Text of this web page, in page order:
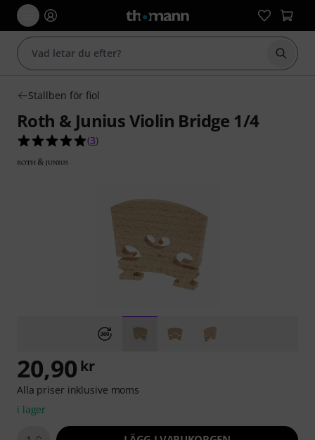
Börja
Stallben för fiol
Roth & Junius Violin Bridge 1/4
5.0 av 5 stjärnor från 3 kundbetyg
(3)
20,90 kr
Alla priser inklusive moms
i lager